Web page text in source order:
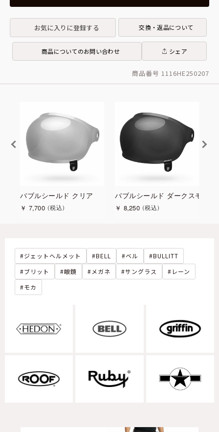
お気に入りに登録する 交換・返品について
商品についてのお問い合わせ シェア
商品番号 1116HE250207
ドイリジウム
バブルシールド クリア
￥ 7,700 税込
バブルシールド ダークスモーク
￥ 8,250 税込
ジェットヘルメット BELL ベル
BULLITT
ブリット
眼鏡 メガネ サングラス
レーン
モカ